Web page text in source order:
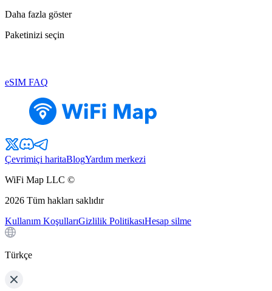
Daha fazla göster
Paketinizi seçin
eSIM FAQ
Çevrimiçi haritaBlogYardım merkezi
WiFi Map LLC ©
2026 Tüm hakları saklıdır
Kullanım KoşullarıGizlilik PolitikasıHesap silme
Türkçe